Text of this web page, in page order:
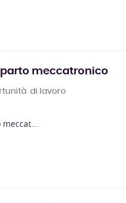
meccatronico
di lavoro